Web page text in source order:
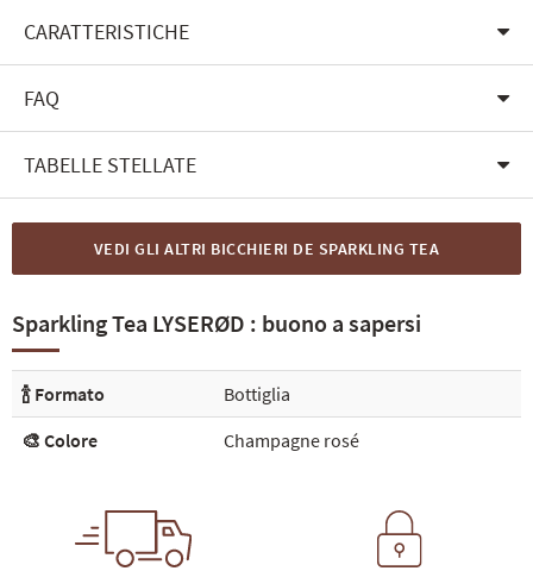
CARATTERISTICHE
FAQ
TABELLE STELLATE
VEDI GLI ALTRI BICCHIERI DE SPARKLING TEA
Sparkling Tea LYSERØD : buono a sapersi
🍾 Formato
Bottiglia
🎨 Colore
Champagne rosé